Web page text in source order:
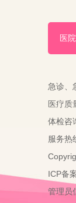
医
急诊、
医疗质
体检咨
服务热
ICP备
管理员